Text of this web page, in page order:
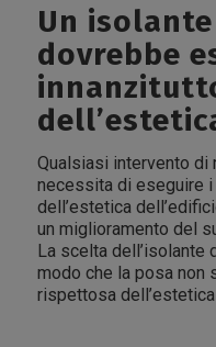
Un
dovrebbe
Qualsiasi intervento
necessita di eseguire
dell’estetica
un miglioramento del
La scelta dell’isolante
modo che la posa non
rispettosa